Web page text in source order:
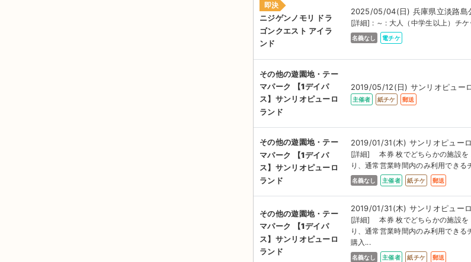
即決
ニジゲンノモリ ドラ
ゴンクエスト アイラ
ンド
2025/05/04(日) 兵庫県立淡路島
[詳細] : ～ : 大人（中学生以上）チケ
名義なし 電チケ
その他の遊園地・テー
マパーク 【1デイパ
ス】サンリオピューロ
ランド
2019/05/12(日) サンリオピュー
主催者 紙チケ 郵送
その他の遊園地・テー
マパーク 【1デイパ
ス】サンリオピューロ
ランド
2019/01/31(木) サンリオピュー
[詳細] 本券 枚でどちらかの施設を
り、通常営業時間内のみ利用できる
名義なし 主催者 紙チケ 郵送
その他の遊園地・テー
マパーク 【1デイパ
ス】サンリオピューロ
ランド
2019/01/31(木) サンリオピュー
[詳細] 本券 枚でどちらかの施設を
り、通常営業時間内のみ利用できる
購入...
名義なし 主催者 紙チケ 郵送